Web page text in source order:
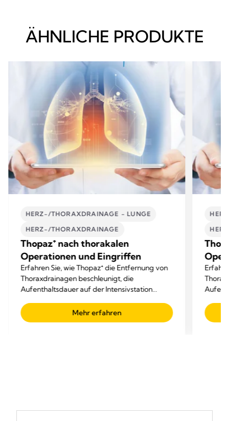
ÄHNLICHE PRODUKTE
HERZ-/THORAXDRAINAGE - LUNGE
HERZ-/THORAXDRAINAGE
Thopaz⁺ nach thorakalen
Operationen und Eingriffen
Erfahren Sie, wie Thopaz⁺ die Entfernung von
Thoraxdrainagen beschleunigt, die
Aufenthaltsdauer auf der Intensivstation
Mehr erfahren